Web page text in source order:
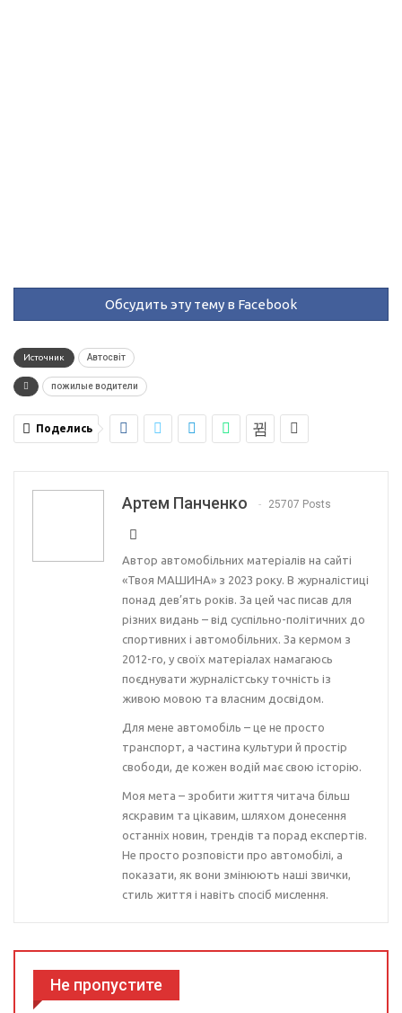
Обсудить эту тему в Facebook
Источник Автосвіт
пожилые водители
Поделись
Артем Панченко 25707 Posts
Автор автомобільних матеріалів на сайті
«Твоя МАШИНА» з 2023 року. В журналістиці
понад дев’ять років. За цей час писав для
різних видань – від суспільно-політичних до
спортивних і автомобільних. За кермом з
2012-го, у своїх матеріалах намагаюсь
поєднувати журналістську точність із
живою мовою та власним досвідом.
Для мене автомобіль – це не просто
транспорт, а частина культури й простір
свободи, де кожен водій має свою історію.
Моя мета – зробити життя читача більш
яскравим та цікавим, шляхом донесення
останніх новин, трендів та порад експертів.
Не просто розповісти про автомобілі, а
показати, як вони змінюють наші звички,
стиль життя і навіть спосіб мислення.
Не пропустите